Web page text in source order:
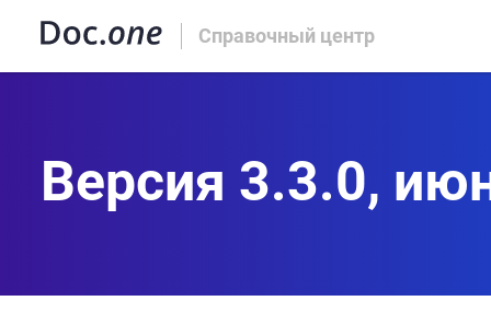
Справочный центр
Версия 3.3.0,